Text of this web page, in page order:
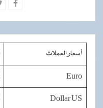
أسعار العملات
Euro
Dollar US